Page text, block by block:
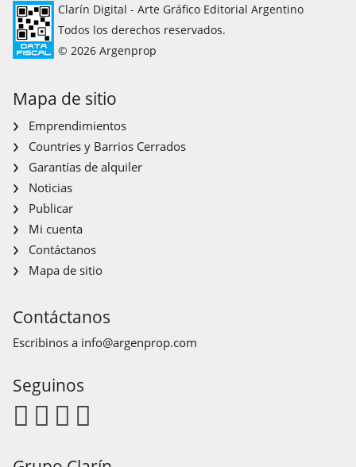
Clarín Digital - Arte Gráfico Editorial Argentino
Todos los derechos reservados.
© 2026 Argenprop
Mapa de sitio
Emprendimientos
Countries y Barrios Cerrados
Garantías de alquiler
Noticias
Publicar
Mi cuenta
Contáctanos
Mapa de sitio
Contáctanos
Escribinos a info@argenprop.com
Seguinos